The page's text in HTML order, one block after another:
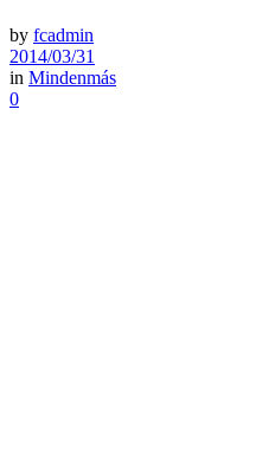
by fcadmin
2014/03/31
in Mindenmás
0